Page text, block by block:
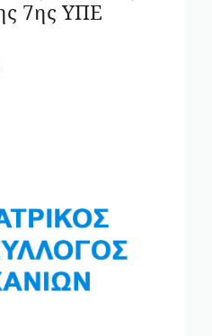
7ης ΥΠΕ